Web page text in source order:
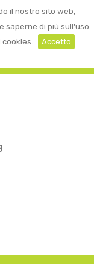
il nostro sito web,
saperne di più sull'uso
Accetto
0